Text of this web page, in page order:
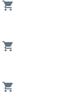
コーポレート
い
ップ
ー